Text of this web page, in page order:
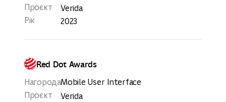
Проєкт
Verida
Рік
2023
Red Dot Awards
НагородаMobile User Interface
Проєкт
Verida